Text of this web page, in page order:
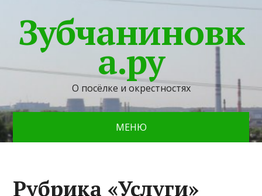
Зубчаниновк
а.ру
О посёлке и окрестностях
МЕНЮ
Рубрика «Услуги»